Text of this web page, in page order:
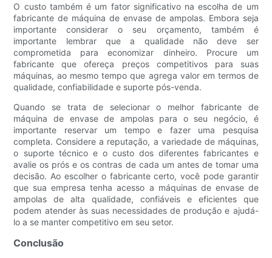
O custo também é um fator significativo na escolha de um
fabricante de máquina de envase de ampolas. Embora seja
importante considerar o seu orçamento, também é
importante lembrar que a qualidade não deve ser
comprometida para economizar dinheiro. Procure um
fabricante que ofereça preços competitivos para suas
máquinas, ao mesmo tempo que agrega valor em termos de
qualidade, confiabilidade e suporte pós-venda.
Quando se trata de selecionar o melhor fabricante de
máquina de envase de ampolas para o seu negócio, é
importante reservar um tempo e fazer uma pesquisa
completa. Considere a reputação, a variedade de máquinas,
o suporte técnico e o custo dos diferentes fabricantes e
avalie os prós e os contras de cada um antes de tomar uma
decisão. Ao escolher o fabricante certo, você pode garantir
que sua empresa tenha acesso a máquinas de envase de
ampolas de alta qualidade, confiáveis ​​e eficientes que
podem atender às suas necessidades de produção e ajudá-
lo a se manter competitivo em seu setor.
Conclusão